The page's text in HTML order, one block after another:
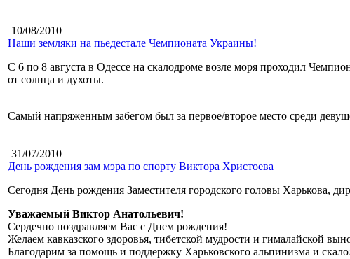
10/08/2010
Наши земляки на пьедестале Чемпионата Украины!
С 6 по 8 августа в Одессе на скалодроме возле моря проходил
от солнца и духоты.
Самый напряженным забегом был за первое/второе место среди
31/07/2010
День рождения зам мэра по спорту Виктора Христоева
Сегодня День рождения Заместителя городского головы Харькова,
Уважаемый Виктор Анатольевич!
Сердечно поздравляем Вас с Днем рождения!
Желаем кавказского здоровья, тибетской мудрости и гималайской
Благодарим за помощь и поддержку Харьковского альпинизма и